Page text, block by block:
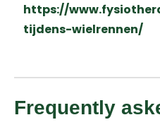
https://
tijdens-wielrennen/
Frequently